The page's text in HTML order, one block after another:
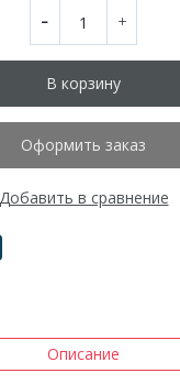
В корзину
Оформить заказ
Добавить в сравнение
Описание